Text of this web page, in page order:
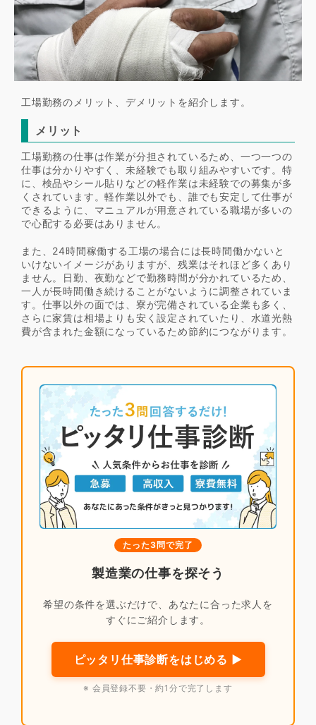
工場勤務のメリット、デメリットを紹介します。
メリット
工場勤務の仕事は作業が分担されているため、一つ一つの
仕事は分かりやすく、未経験でも取り組みやすいです。特
に、検品やシール貼りなどの軽作業は未経験での募集が多
くされています。軽作業以外でも、誰でも安定して仕事が
できるように、マニュアルが用意されている職場が多いの
で心配する必要はありません。
また、24時間稼働する工場の場合には長時間働かないと
いけないイメージがありますが、残業はそれほど多くあり
ません。日勤、夜勤などで勤務時間が分かれているため、
一人が長時間働き続けることがないように調整されていま
す。仕事以外の面では、寮が完備されている企業も多く、
さらに家賃は相場よりも安く設定されていたり、水道光熱
費が含まれた金額になっているため節約につながります。
たった3問で完了
製造業の仕事を探そう
希望の条件を選ぶだけで、あなたに合った求人を
すぐにご紹介します。
ピッタリ仕事診断をはじめる ▶
※ 会員登録不要・約1分で完了します